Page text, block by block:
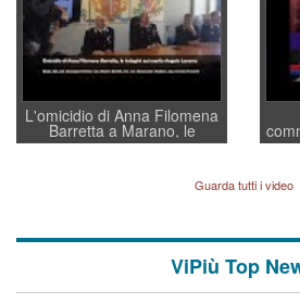
L'omicidio di Anna Filomena
Barretta a Marano, le
indagini dei carabinieri di
Lavarra: più avvincenti di
quelle di... Barbara D'UrsoGuarda tutti i video
ViPiù Top